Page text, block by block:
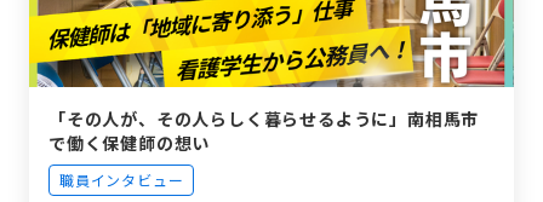
「その人が、その人らしく暮らせるように」南相馬市
で働く保健師の想い
職員インタビュー